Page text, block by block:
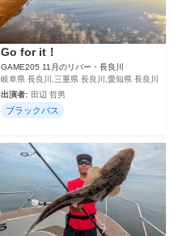
Go for it！
GAME205 11月のリバー・長良川
岐阜県 長良川,三重県 長良川,愛知県 長良川
出演者: 田辺 哲男
ブラックバス